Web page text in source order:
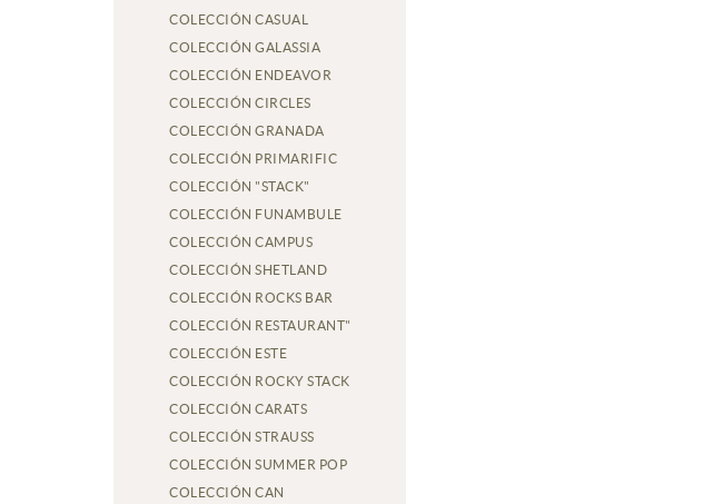
COLECCIÓN CASUAL
COLECCIÓN GALASSIA
COLECCIÓN ENDEAVOR
COLECCIÓN CIRCLES
COLECCIÓN GRANADA
COLECCIÓN PRIMARIFIC
COLECCIÓN "STACK"
COLECCIÓN FUNAMBULE
COLECCIÓN CAMPUS
COLECCIÓN SHETLAND
COLECCIÓN ROCKS BAR
COLECCIÓN RESTAURANT"
COLECCIÓN ESTE
COLECCIÓN ROCKY STACK
COLECCIÓN CARATS
COLECCIÓN STRAUSS
COLECCIÓN SUMMER POP
COLECCIÓN CAN